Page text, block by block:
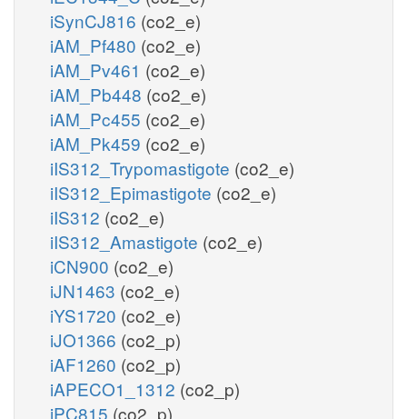
iSynCJ816 (co2_e)
iAM_Pf480 (co2_e)
iAM_Pv461 (co2_e)
iAM_Pb448 (co2_e)
iAM_Pc455 (co2_e)
iAM_Pk459 (co2_e)
iIS312_Trypomastigote (co2_e)
iIS312_Epimastigote (co2_e)
iIS312 (co2_e)
iIS312_Amastigote (co2_e)
iCN900 (co2_e)
iJN1463 (co2_e)
iYS1720 (co2_e)
iJO1366 (co2_p)
iAF1260 (co2_p)
iAPECO1_1312 (co2_p)
iPC815 (co2_p)